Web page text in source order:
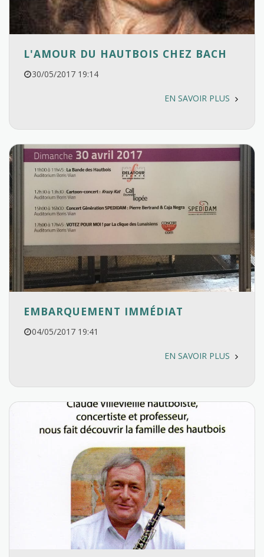
L'AMOUR DU HAUTBOIS CHEZ BACH
30/05/2017 19:14
EN SAVOIR PLUS
EMBARQUEMENT IMMÉDIAT
04/05/2017 19:41
EN SAVOIR PLUS